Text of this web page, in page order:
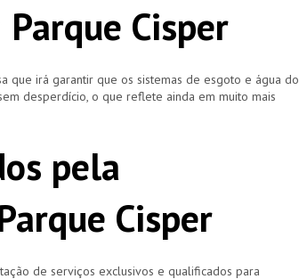
Cisper
que irá garantir que os sistemas de esgoto e água do
desperdício, o que reflete ainda em muito mais
pela
Cisper
de serviços exclusivos e qualificados para